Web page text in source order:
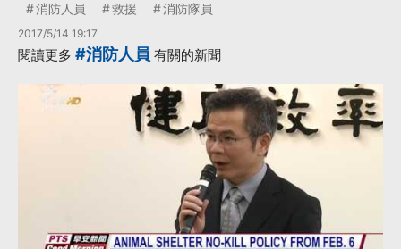
消防人員 救援 消防隊員
2017/5/14 19:17
閱讀更多 #消防人員 有關的新聞